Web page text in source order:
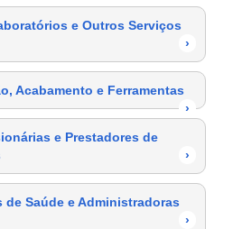
e Outros Serviços
›
Acabamento e Ferramentas
›
e Prestadores de
›
de Saúde e Administradoras
›